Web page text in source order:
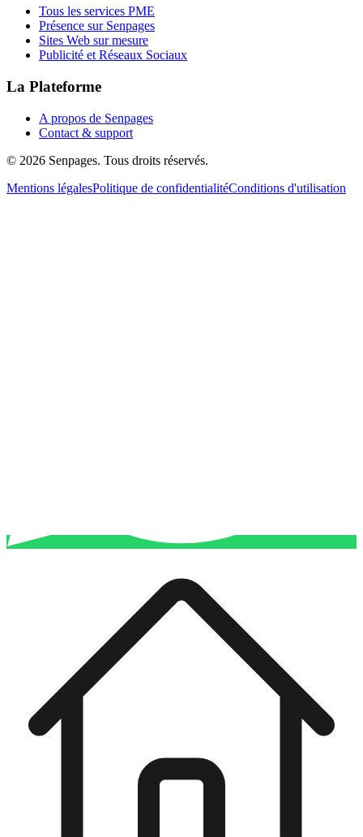
Tous les services PME
Présence sur Senpages
Sites Web sur mesure
Publicité et Réseaux Sociaux
La Plateforme
A propos de Senpages
Contact & support
© 2026 Senpages. Tous droits réservés.
Mentions légalesPolitique de confidentialitéConditions d'utilisation